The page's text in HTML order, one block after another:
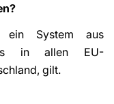
ein System aus
in allen EU-
gilt.